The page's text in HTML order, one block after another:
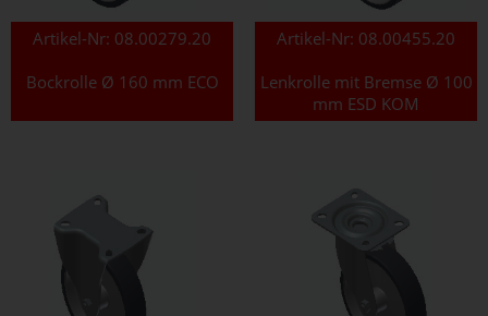
Artikel-Nr: 08.00279.20
Bockrolle Ø 160 mm ECO
Artikel-Nr: 08.00455.20
Lenkrolle mit Bremse Ø 100
mm ESD KOM